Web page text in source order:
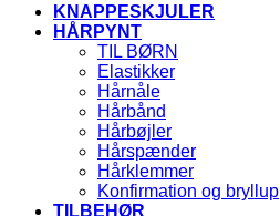
KNAPPESKJULER
HÅRPYNT
TIL BØRN
Elastikker
Hårnåle
Hårbånd
Hårbøjler
Hårspænder
Hårklemmer
Konfirmation og bryllup
TILBEHØR